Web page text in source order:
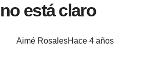
no está claro
Aimé RosalesHace 4 años